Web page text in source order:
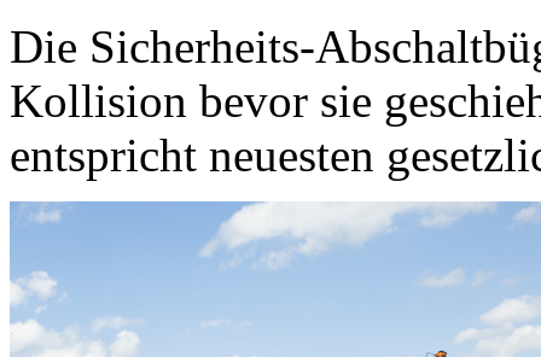
Die Sicherheits-
Kollision bevor sie
entspricht neuesten